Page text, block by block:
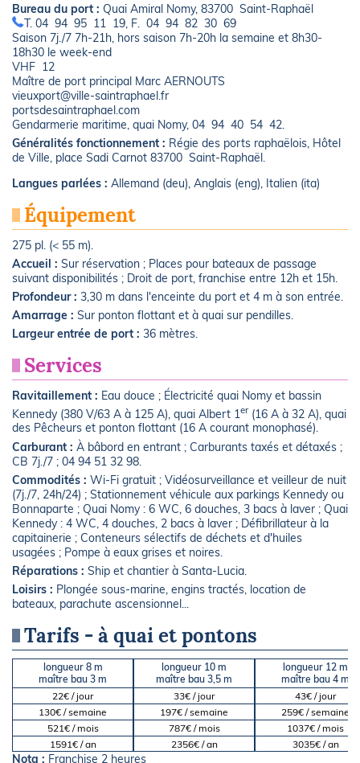
Bureau du port : Quai Amiral Nomy, 83700 Saint-Raphaël
T. 04 94 95 11 19, F. 04 94 82 30 69
Saison 7j./7 7h-21h, hors saison 7h-20h la semaine et 8h30-
18h30 le week-end
VHF 12
Maître de port principal Marc AERNOUTS
vieuxport@ville-saintraphael.fr
portsdesaintraphael.com
Gendarmerie maritime, quai Nomy, 04 94 40 54 42.
Généralités fonctionnement : Régie des ports raphaëlois, Hôtel
de Ville, place Sadi Carnot 83700 Saint-Raphaël.
Langues parlées : Allemand (deu), Anglais (eng), Italien (ita)
Équipement
275 pl. (< 55 m).
Accueil : Sur réservation ; Places pour bateaux de passage
suivant disponibilités ; Droit de port, franchise entre 12h et 15h.
Profondeur : 3,30 m dans l'enceinte du port et 4 m à son entrée.
Amarrage : Sur ponton flottant et à quai sur pendilles.
Largeur entrée de port : 36 mètres.
Services
Ravitaillement : Eau douce ; Électricité quai Nomy et bassin
Kennedy (380 V/63 A à 125 A), quai Albert 1er(16 A à 32 A), quai
des Pêcheurs et ponton flottant (16 A courant monophasé).
Carburant : À bâbord en entrant ; Carburants taxés et détaxés ;
CB 7j./7 ; 04 94 51 32 98.
Commodités : Wi-Fi gratuit ; Vidéosurveillance et veilleur de nuit
(7j./7, 24h/24) ; Stationnement véhicule aux parkings Kennedy ou
Bonnaparte ; Quai Nomy : 6 WC, 6 douches, 3 bacs à laver ; Quai
Kennedy : 4 WC, 4 douches, 2 bacs à laver ; Défibrillateur à la
capitainerie ; Conteneurs sélectifs de déchets et d'huiles
usagées ; Pompe à eaux grises et noires.
Réparations : Ship et chantier à Santa-Lucia.
Loisirs : Plongée sous-marine, engins tractés, location de
bateaux, parachute ascensionnel...
Tarifs - à quai et pontons
longueur 8 m
maître bau 3 m
22€ / jour
130€ / semaine
521€ / mois
1591€ / an
longueur 10 m
maître bau 3,5 m
33€ / jour
197€ / semaine
787€ / mois
2356€ / an
longueur 12 m
maître bau 4 m
43€ / jour
259€ / semaine
1037€ / mois
3035€ / an
Nota : Franchise 2 heures